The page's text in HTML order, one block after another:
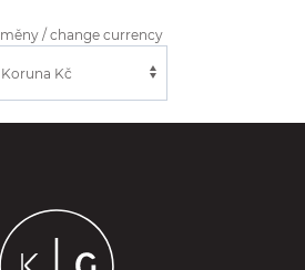
/ change currency